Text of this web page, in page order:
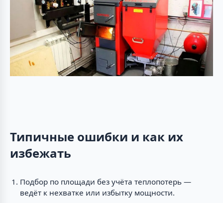
Типичные ошибки и как их
избежать
Подбор по площади без учёта теплопотерь —
ведёт к нехватке или избытку мощности.